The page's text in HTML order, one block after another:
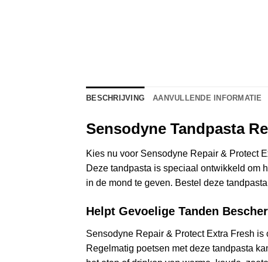
BESCHRIJVING AANVULLENDE INFORMATIE
Sensodyne Tandpasta
Kies nu voor Sensodyne Repair & Protect
Deze tandpasta is speciaal ontwikkeld om
in de mond te geven. Bestel deze
Helpt Gevoelige Tanden
Sensodyne Repair & Protect Extra Fresh
Regelmatig poetsen met deze tandpasta